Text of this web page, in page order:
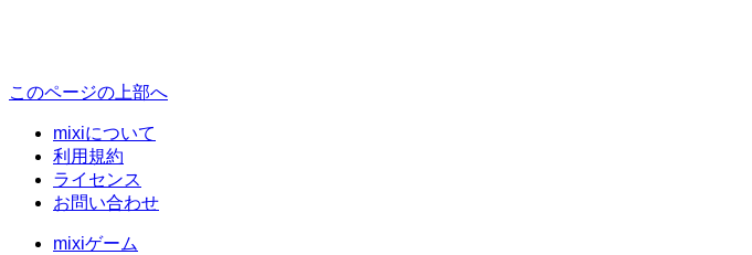
このページの上部へ
mixiについて
利用規約
ライセンス
お問い合わせ
mixiゲーム